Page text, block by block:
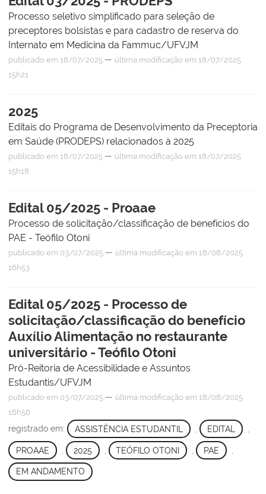
Processo seletivo simplificado para seleção de
preceptores bolsistas e para cadastro de reserva do
Internato em Medicina da Fammuc/UFVJM
publicado em 18/07/2025 — última modificação em 18/07/2025
15h21
2025
Editais do Programa de Desenvolvimento da Preceptoria
em Saúde (PRODEPS) relacionados à 2025
publicado em 18/07/2025 — última modificação em 18/07/2025
15h18
Edital 05/2025 - Proaae
Processo de solicitação/classificação de benefícios do
PAE - Teófilo Otoni
publicado em 03/07/2025 — última modificação em 18/08/2025
16h53
Edital 05/2025 - Processo de
solicitação/classificação do benefício
Auxílio Alimentação no restaurante
universitário - Teófilo Otoni
Pró-Reitoria de Acessibilidade e Assuntos
Estudantis/UFVJM
publicado em 03/07/2025 — última modificação em 18/08/2025
16h56
registrado em: ASSISTÊNCIA ESTUDANTIL EDITAL
PROAAE 2025 TEÓFILO OTONI , PAE
EM ANDAMENTO